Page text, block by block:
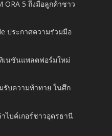
ORA 5 ถึงมือลูกค้าชาว
ประกาศความร่วมมือ
นชันแพลตฟอร์มใหม่
รับความท้าทาย ในศึก
ไบค์เกอร์ชาวอุดรธานี